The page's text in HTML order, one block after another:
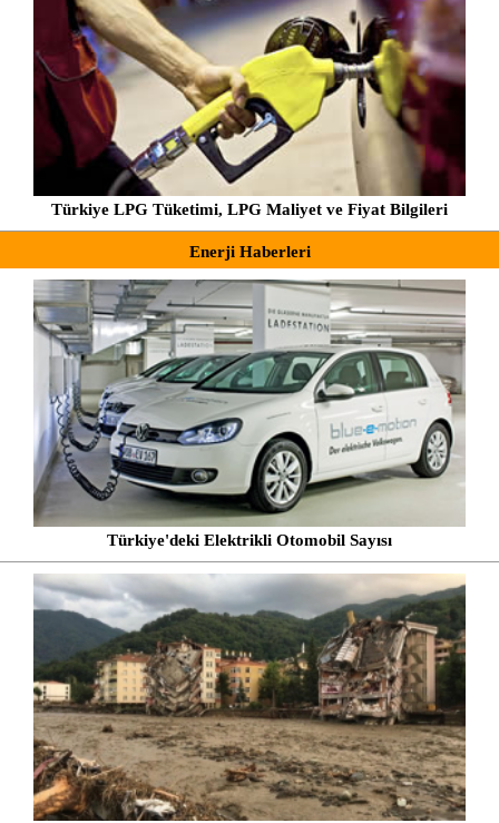
Türkiye LPG Tüketimi, LPG Maliyet ve Fiyat Bilgileri
Enerji Haberleri
Türkiye'deki Elektrikli Otomobil Sayısı